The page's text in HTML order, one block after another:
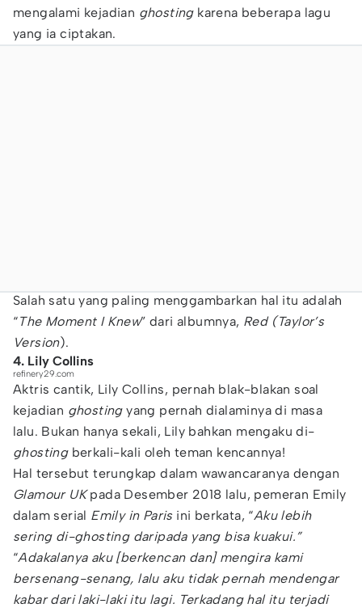
mengalami kejadian ghostingkarena beberapa lagu
yang ia ciptakan.
Salah satu yang paling menggambarkan hal itu adalah
“The Moment I Knew” dari albumnya, Red (Taylor’s
Version).
4. Lily Collins
refinery29.com
Aktris cantik, Lily Collins, pernah blak-blakan soal
kejadian ghostingyang pernah dialaminya di masa
lalu. Bukan hanya sekali, Lily bahkan mengaku di-
ghostingberkali-kali oleh teman kencannya!
Hal tersebut terungkap dalam wawancaranya dengan
Glamour UKpada Desember 2018 lalu, pemeran Emily
dalam serial Emily in Parisini berkata, “Aku lebih
sering di-ghosting daripada yang bisa kuakui.”
“Adakalanya aku [berkencan dan] mengira kami
bersenang-senang, lalu aku tidak pernah mendengar
kabar dari laki-laki itu lagi. Terkadang hal itu terjadi